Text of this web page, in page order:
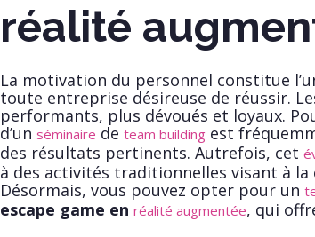
réalité
La motivation du personnel constitue
toute entreprise désireuse de réussir.
performants, plus dévoués et loyaux.
d’un séminaire de team building est
des résultats pertinents. Autrefois, cet
à des activités traditionnelles visant à la
Désormais, vous pouvez opter pour un
escape game en réalité augmentée, qui